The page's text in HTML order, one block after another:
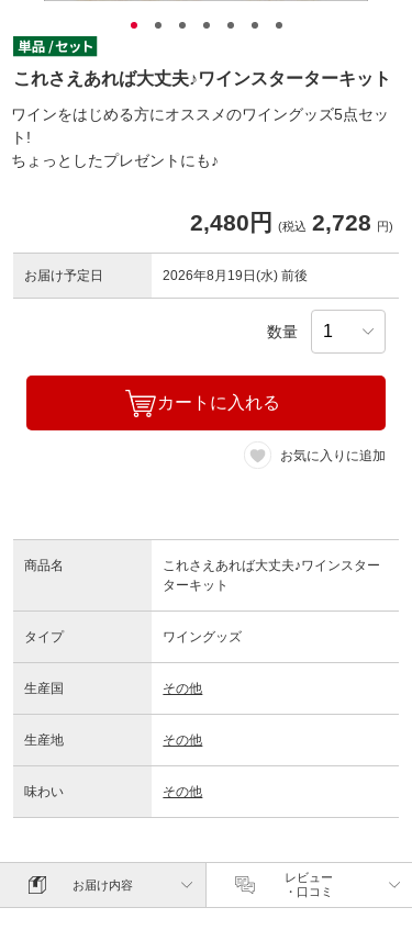
これさえあれば大丈夫♪ワインスターターキット
ワインをはじめる方にオススメのワイングッズ5点セッ
ト!
ちょっとしたプレゼントにも♪
2,480円 (税込 2,728 円)
お届け予定日 2026年8月19日(水) 前後
数量
カートに入れる
お気に入りに追加
商品名
これさえあれば大丈夫♪ワインスター
ターキット
タイプ ワイングッズ
生産国 その他
生産地 その他
味わい その他
お届け内容
レビュー
・口コミ